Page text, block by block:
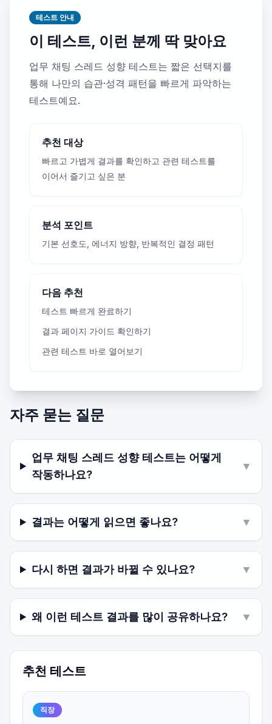
테스트 안내
이 테스트, 이런 분께 딱 맞아요
업무 채팅 스레드 성향 테스트는 짧은 선택지를
통해 나만의 습관·성격 패턴을 빠르게 파악하는
테스트예요.
추천 대상
빠르고 가볍게 결과를 확인하고 관련 테스트를
이어서 즐기고 싶은 분
분석 포인트
기본 선호도, 에너지 방향, 반복적인 결정 패턴
다음 추천
테스트 빠르게 완료하기
결과 페이지 가이드 확인하기
관련 테스트 바로 열어보기
자주 묻는 질문
업무 채팅 스레드 성향 테스트는 어떻게
작동하나요?
▼
결과는 어떻게 읽으면 좋나요? ▼
다시 하면 결과가 바뀔 수 있나요? ▼
왜 이런 테스트 결과를 많이 공유하나요? ▼
추천 테스트
직장